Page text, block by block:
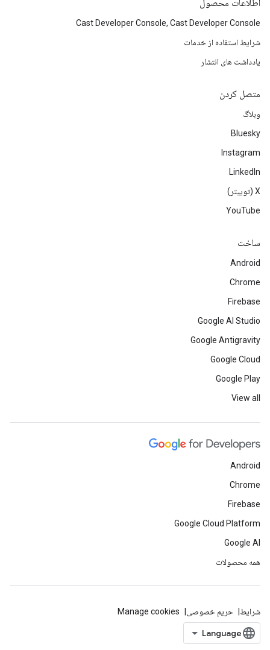
اطلاعات محصول
Cast Developer Console, Cast Developer Console
شرایط استفاده از خدمات
یادداشت های انتشار
متصل کردن
وبلاگ
Bluesky
Instagram
LinkedIn
‫X (توییتر)
YouTube
ساخت
Android
Chrome
Firebase
Google AI Studio
Google Antigravity
Google Cloud
Google Play
View all
Android
Chrome
Firebase
Google Cloud Platform
Google AI
همه محصولات
شرایط حریم خصوصی Manage cookies